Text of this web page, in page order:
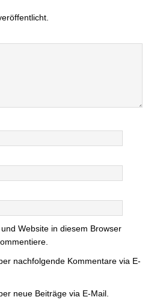
Website in diesem Browser
nachfolgende Kommentare via E-
neue Beiträge via E-Mail.